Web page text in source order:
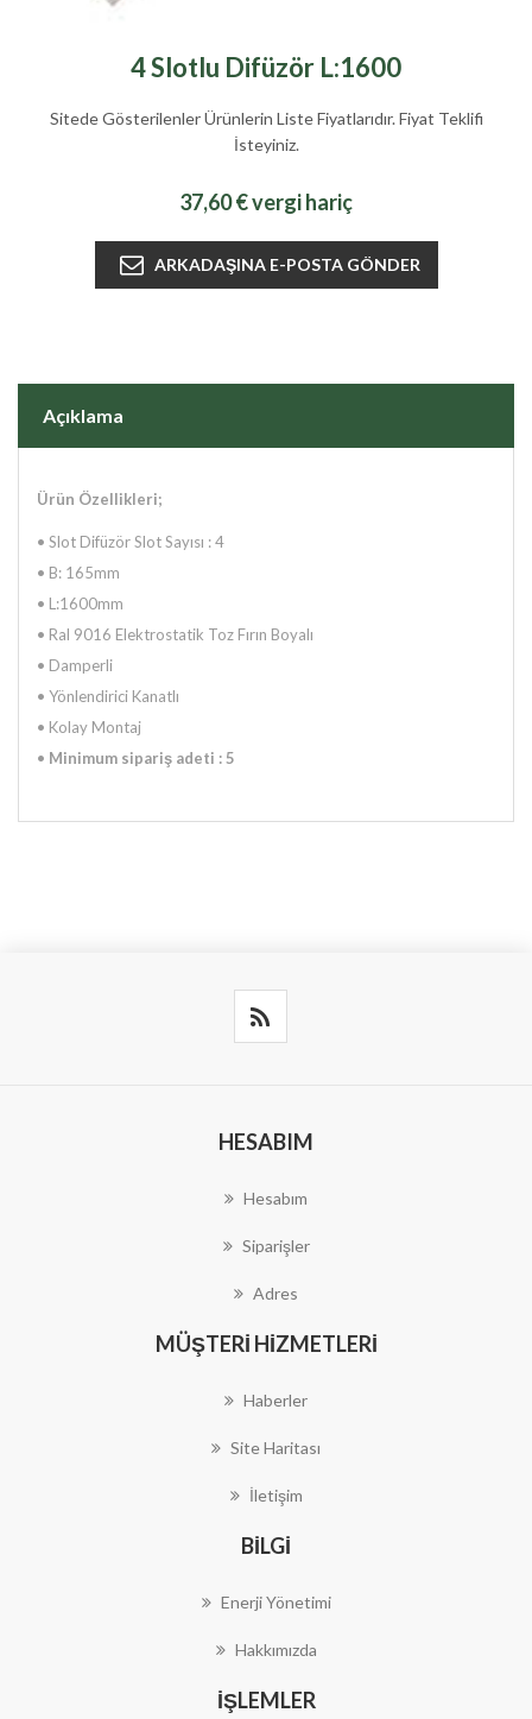
4 Slotlu Difüzör L:1600
Sitede Gösterilenler Ürünlerin Liste Fiyatlarıdır. Fiyat Teklifi
İsteyiniz.
37,60 € vergi hariç
Açıklama
Ürün Özellikleri;
• Slot Difüzör Slot Sayısı : 4
• B: 165mm
• L:1600mm
• Ral 9016 Elektrostatik Toz Fırın Boyalı
• Damperli
• Yönlendirici Kanatlı
• Kolay Montaj
• Minimum sipariş adeti : 5
HESABIM
Hesabım
Siparişler
Adres
MÜŞTERI HIZMETLERI
Haberler
Site Haritası
İletişim
BILGI
Enerji Yönetimi
Hakkımızda
İŞLEMLER